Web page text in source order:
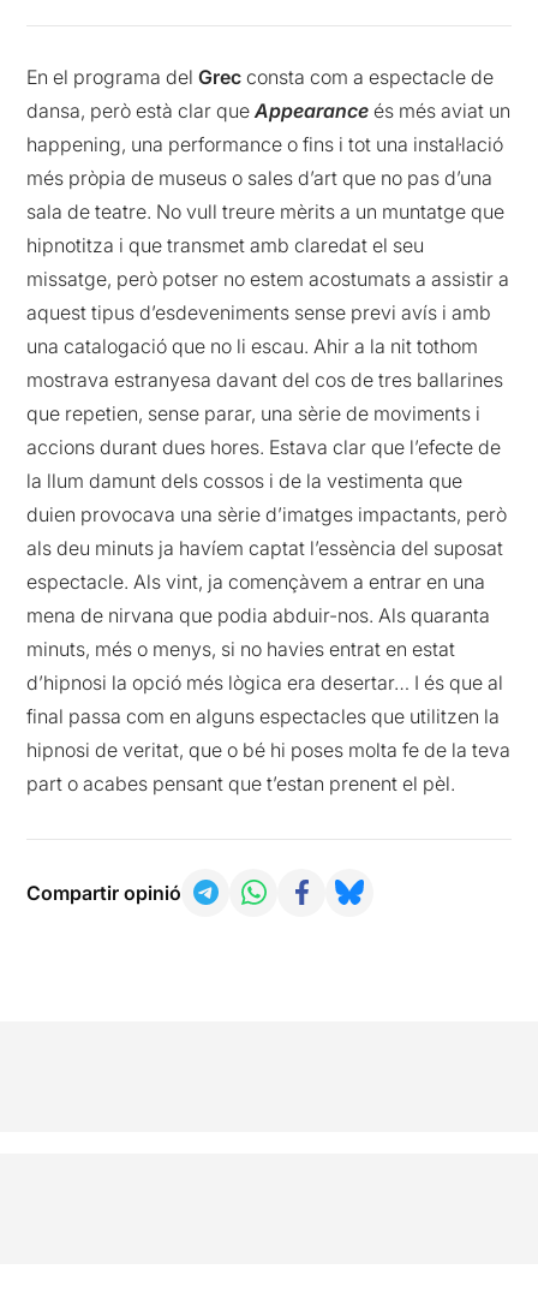
En el programa delGrec consta com a espectacle de
dansa, però està clar queAppearance és més aviat un
happening, una performance o fins i tot una instal·lació
més pròpia de museus o sales d’art que no pas d’una
sala de teatre. No vull treure mèrits a un muntatge que
hipnotitza i que transmet amb claredat el seu
missatge, però potser no estem acostumats a assistir a
aquest tipus d’esdeveniments sense previ avís i amb
una catalogació que no li escau. Ahir a la nit tothom
mostrava estranyesa davant del cos de tres ballarines
que repetien, sense parar, una sèrie de moviments i
accions durant dues hores. Estava clar que l’efecte de
la llum damunt dels cossos i de la vestimenta que
duien provocava una sèrie d’imatges impactants, però
als deu minuts ja havíem captat l’essència del suposat
espectacle. Als vint, ja començàvem a entrar en una
mena de nirvana que podia abduir-nos. Als quaranta
minuts, més o menys, si no havies entrat en estat
d’hipnosi la opció més lògica era desertar… I és que al
final passa com en alguns espectacles que utilitzen la
hipnosi de veritat, que o bé hi poses molta fe de la teva
part o acabes pensant que t’estan prenent el pèl.
Compartir opinió